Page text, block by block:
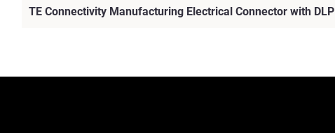
TE Connectivity Manufacturing Electrical Connector with DLP